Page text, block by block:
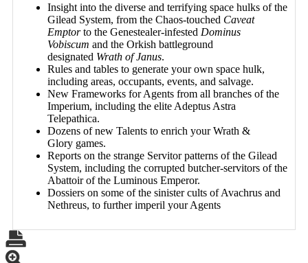
Insight into the diverse and terrifying space hulks of the
Gilead System, from the Chaos-touched Caveat
Emptorto the Genestealer-infested Dominus
Vobiscum and the Orkish battleground
designated Wrath of Janus.
Rules and tables to generate your own space hulk,
including areas, occupants, events, and salvage.
New Frameworks for Agents from all branches of the
Imperium, including the elite Adeptus Astra
Telepathica.
Dozens of new Talents to enrich yourWrath &
Glory games.
Reports on the strange Servitor patterns of the Gilead
System, including the corrupted butcher-servitors of the
Abattoir of the Luminous Emperor.
Dossiers on some of the sinister cults of Avachrus and
Nethreus, to further imperil your Agents